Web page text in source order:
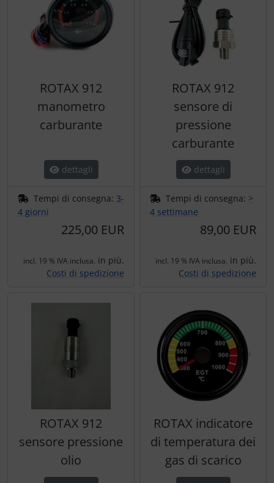
ROTAX 912
manometro
carburante
dettagli
Tempi di consegna: 3-
4 giorni
225,00 EUR
incl. 19 % IVA inclusa. in più.
Costi di spedizione
ROTAX 912
sensore di
pressione
carburante
dettagli
Tempi di consegna: >
4 settimane
89,00 EUR
incl. 19 % IVA inclusa. in più.
Costi di spedizione
ROTAX 912
sensore pressione
olio
ROTAX indicatore
di temperatura dei
gas di scarico